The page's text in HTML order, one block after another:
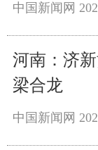
中国新闻网
河南：济
梁合龙
中国新闻网